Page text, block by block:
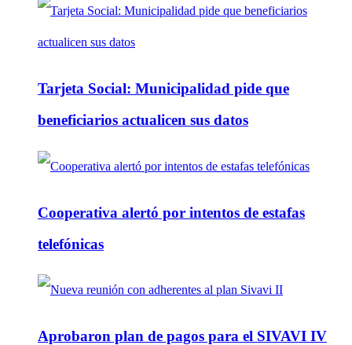
Tarjeta Social: Municipalidad pide que
beneficiarios actualicen sus datos
Cooperativa alertó por intentos de estafas
telefónicas
Aprobaron plan de pagos para el SIVAVI IV